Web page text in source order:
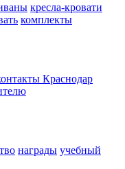
кресла-кровати
комплекты
Краснодар
награды учебный